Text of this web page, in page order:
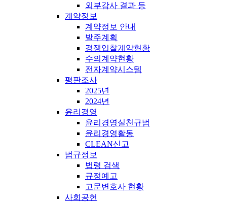
외부감사 결과 등
계약정보
계약정보 안내
발주계획
경쟁입찰계약현황
수의계약현황
전자계약시스템
평판조사
2025년
2024년
윤리경영
윤리경영실천규범
윤리경영활동
CLEAN신고
법규정보
법령 검색
규정예고
고문변호사 현황
사회공헌